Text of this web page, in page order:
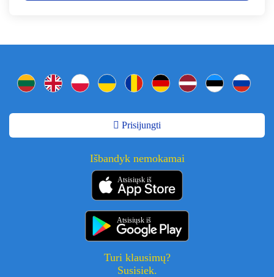
Prisijungti
Išbandyk nemokamai
Atsisiųsk iš
Atsisiųsk iš
Turi klausimų?
Susisiek.